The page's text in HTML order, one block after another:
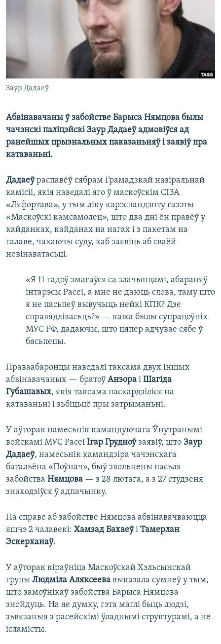
НА ХВАЛЯХ СВАБОДЫ
Заур Дадаеў
Абвінавачаны ў забойстве Барыса Нямцова былы
чачэнскі паліцэйскі Заур Дадаеў адмовіўся ад
ранейшых прызнальных паказаньняў і заявіў пра
катаваньні.
Дадаеўраспавёў сябрам Грамадзкай назіральнай
камісіі, якія наведалі яго ў маскоўскім СІЗА
«Ляфортава», у тым ліку карэспандэнту газэты
«Маскоўскі камсамолец», што два дні ён правёў у
кайданках, кайданах на нагах і з пакетам на
галаве, чакаючы суду, каб заявіць аб сваёй
невінаватасьці.
«Я 11 гадоў змагаўся са злачынцамі, абараняў
інтарэсы Расеі, а мне не даюць слова, таму што
я не пасьпеў вывучыць нейкі КПК? Дзе
справядлівасьць?» — кажа былы супрацоўнік
МУС РФ, дадаючы, што цяпер адчувае сябе ў
бясьпецы.
Праваабаронцы наведалі таксама двух іншых
абвінавачаных — братоў Анзора і Шагіда
Губашавых, якія таксама паскардзіліся на
катаваньні і зьбіцьцё пры затрыманьні.
У аўторак намесьнік камандуючага Ўнутранымі
войскамі МУС Расеі Ігар Грудноўзаявіў, што Заур
Дадаеў, намесьнік камандзіра чачэнскага
батальёна «Поўнач», быў звольнены пасьля
забойства Нямцова — з 28 лютага, а з 27 студзеня
знаходзіўся ў адпачынку.
Па справе аб забойстве Нямцова абвінавачваюцца
яшчэ 2 чалавекі: Хамзад Бахаеўі Тамерлан
Эскерханаў.
У аўторак кіраўніца Маскоўскай Хэльсынскай
групы Людміла Аляксеева выказала сумнеў у тым,
што замоўнікаў забойства Барыса Нямцова
знойдуць. На яе думку, гэта маглі быць людзі,
зьвязаныя з расейскімі ўладнымі структурамі, а не
ісламісты.